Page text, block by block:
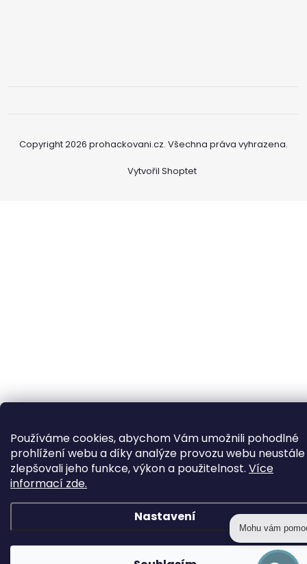
Používáme cookies, abychom Vám umožnili pohodlné
prohlížení webu a díky analýze provozu webu neustále
zlepšovali jeho funkce, výkon a použitelnost. Více
informací zde.
Nastavení
Vytvořil Shoptet
Copyright 2026 prohackovani.cz. Všechna práva vyhrazena.
Mohu vám